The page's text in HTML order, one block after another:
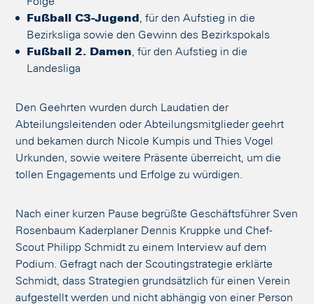
Fußball C3-Jugend
, für den Aufstieg in die
Bezirksliga sowie den Gewinn des Bezirkspokals
Fußball 2. Damen , für den Aufstieg in die
Landesliga
Den Geehrten wurden durch Laudatien der
Abteilungsleitenden oder Abteilungsmitglieder geehrt
und bekamen durch Nicole Kumpis und Thies Vogel
Urkunden, sowie weitere Präsente überreicht, um die
tollen Engagements und Erfolge zu würdigen.
Nach einer kurzen Pause begrüßte Geschäftsführer Sven
Rosenbaum Kaderplaner Dennis Kruppke und Chef-
Scout Philipp Schmidt zu einem Interview auf dem
Podium. Gefragt nach der Scoutingstrategie erklärte
Schmidt, dass Strategien grundsätzlich für einen Verein
aufgestellt werden und nicht abhängig von einer Person